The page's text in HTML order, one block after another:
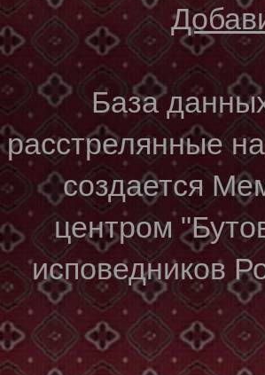
База
расстрелянные
создается
центром
исповедников